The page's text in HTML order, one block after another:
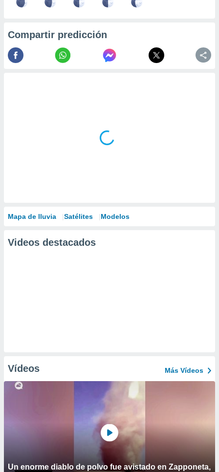
Compartir predicción
Mapa de lluvia Satélites Modelos
Videos destacados
Vídeos Más Vídeos
Un enorme diablo de polvo fue avistado en Zapponeta,